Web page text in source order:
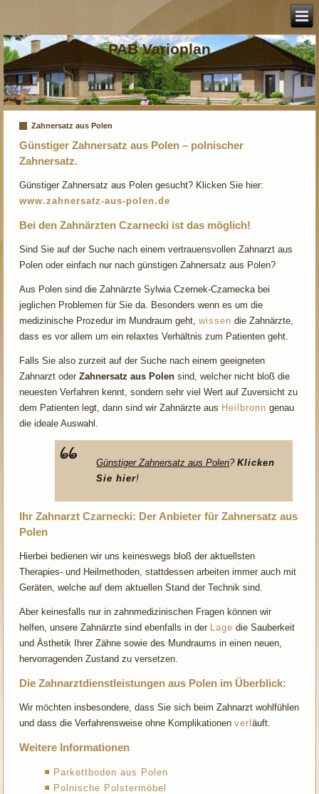
PAB Varioplan
Zahnersatz aus Polen
Günstiger Zahnersatz aus Polen – polnischer
Zahnersatz.
Günstiger Zahnersatz aus Polen gesucht? Klicken Sie hier:
www.zahnersatz-aus-polen.de
Bei den Zahnärzten Czarnecki ist das möglich!
Sind Sie auf der Suche nach einem vertrauensvollen Zahnarzt aus
Polen oder einfach nur nach günstigen Zahnersatz aus Polen?
Aus Polen sind die Zahnärzte Sylwia Czernek-Czarnecka bei
jeglichen Problemen für Sie da. Besonders wenn es um die
medizinische Prozedur im Mundraum geht,wissen die Zahnärzte,
dass es vor allem um ein relaxtes Verhältnis zum Patienten geht.
Falls Sie also zurzeit auf der Suche nach einem geeigneten
Zahnarzt oderZahnersatz aus Polen sind, welcher nicht bloß die
neuesten Verfahren kennt, sondern sehr viel Wert auf Zuversicht zu
dem Patienten legt, dann sind wir Zahnärzte aus Heilbronn genau
die ideale Auswahl.
Günstiger Zahnersatz aus Polen?Klicken
Sie hier!
Ihr Zahnarzt Czarnecki: Der Anbieter für Zahnersatz aus
Polen
Hierbei bedienen wir uns keineswegs bloß der aktuellsten
Therapies- und Heilmethoden, stattdessen arbeiten immer auch mit
Geräten, welche auf dem aktuellen Stand der Technik sind.
Aber keinesfalls nur in zahnmedizinischen Fragen können wir
helfen, unsere Zahnärzte sind ebenfalls in der Lage die Sauberkeit
und Ästhetik Ihrer Zähne sowie des Mundraums in einen neuen,
hervorragenden Zustand zu versetzen.
Die Zahnarztdienstleistungen aus Polen im Überblick:
Wir möchten insbesondere, dass Sie sich beim Zahnarzt wohlfühlen
und dass die Verfahrensweise ohne Komplikationenverläuft.
Weitere Informationen
Parkettboden aus Polen
Polnische Polstermöbel